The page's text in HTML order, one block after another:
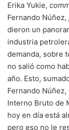
Erika Yukie,
Fernando Núñez,
dieron un
industria
demanda, sobre
no salió como
año. Esto,
Fernando
Interno Bruto de
hoy en día está
pero eso no le